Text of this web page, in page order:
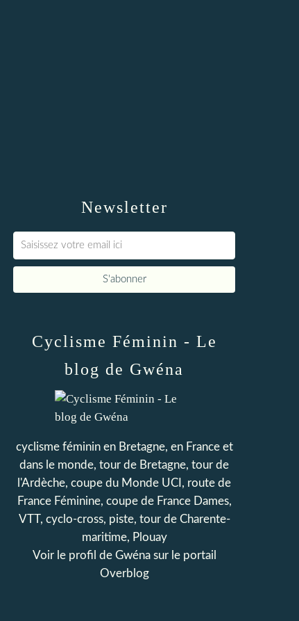
Newsletter
Cyclisme Féminin - Le
blog de Gwéna
cyclisme féminin en Bretagne, en France et
dans le monde, tour de Bretagne, tour de
l'Ardèche, coupe du Monde UCI, route de
France Féminine, coupe de France Dames,
VTT, cyclo-cross, piste, tour de Charente-
maritime, Plouay
Voir le profil de Gwénasur le portail
Overblog